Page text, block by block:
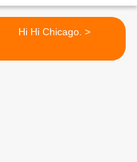
Hi Hi Chicago. >